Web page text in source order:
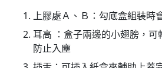
上膠處Ａ、Ｂ：勾底盒組裝時
耳高 ：盒子兩邊的小翅膀，可
防止入塵